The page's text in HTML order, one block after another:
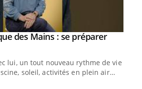
des Mains : se préparer
lui, un tout nouveau rythme de vie !
soleil, activités en plein air…